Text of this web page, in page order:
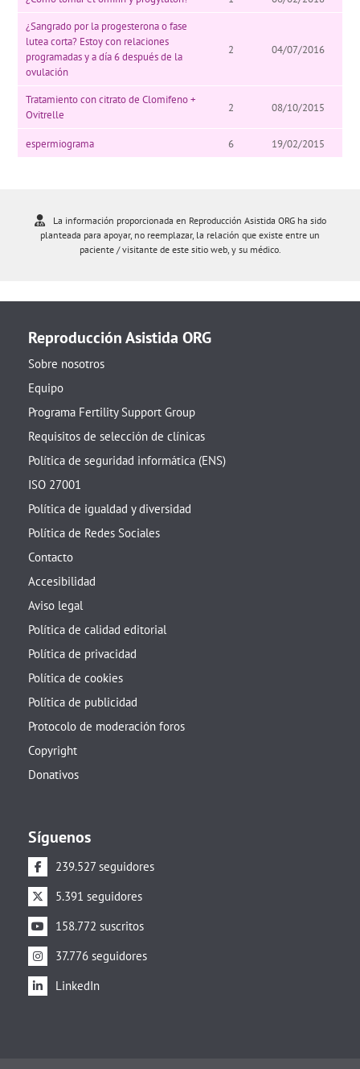
¿Sangrado por la progesterona o fase
lutea corta? Estoy con relaciones
programadas y a día 6 después de la
ovulación
2 04/07/2016
Tratamiento con citrato de Clomifeno +
Ovitrelle
2 08/10/2015
espermiograma 6 19/02/2015
La información proporcionada en Reproducción Asistida ORG ha sido
planteada para apoyar, no reemplazar, la relación que existe entre un
paciente / visitante de este sitio web, y su médico.
Reproducción Asistida ORG
Sobre nosotros
Equipo
Programa Fertility Support Group
Requisitos de selección de clínicas
Política de seguridad informática (ENS)
ISO 27001
Política de igualdad y diversidad
Política de Redes Sociales
Contacto
Accesibilidad
Aviso legal
Política de calidad editorial
Política de privacidad
Política de cookies
Política de publicidad
Protocolo de moderación foros
Copyright
Donativos
Síguenos
239.527 seguidores
5.391 seguidores
158.772 suscritos
37.776 seguidores
LinkedIn